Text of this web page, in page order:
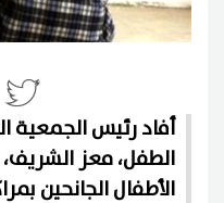
أفاد رئيس الجمعية
الطفل، معز